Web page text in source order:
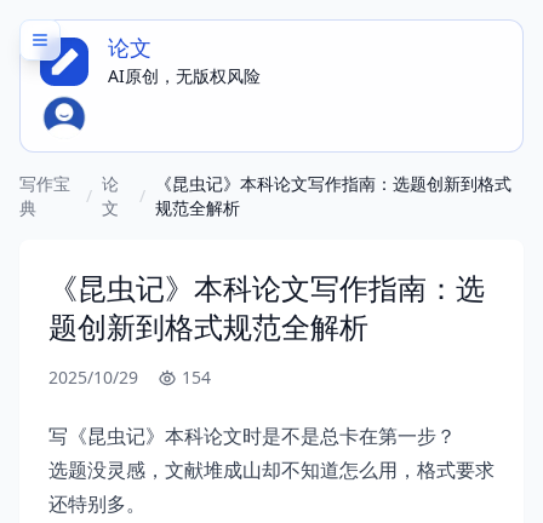
论文
AI原创，无版权风险
写作宝
典
/
论
文
/
《昆虫记》本科论文写作指南：选题创新到格式
规范全解析
《昆虫记》本科论文写作指南：选
题创新到格式规范全解析
2025/10/29 154
写《昆虫记》本科论文时是不是总卡在第一步？
选题没灵感，文献堆成山却不知道怎么用，格式要求
还特别多。